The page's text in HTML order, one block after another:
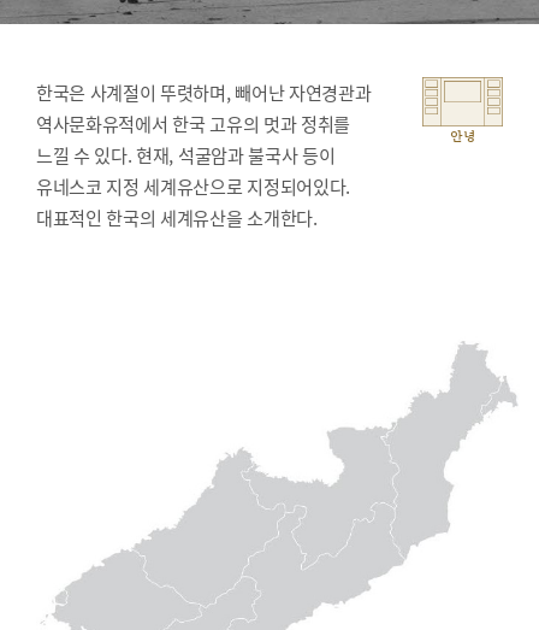
한국은 사계절이 뚜렷하며, 빼어난 자연경관과
역사문화유적에서 한국 고유의 멋과 정취를
느낄 수 있다. 현재, 석굴암과 불국사 등이
유네스코 지정 세계유산으로 지정되어있다.
대표적인 한국의 세계유산을 소개한다.
안녕